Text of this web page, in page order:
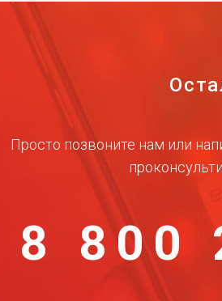
Просто позвоните нам или
8 800